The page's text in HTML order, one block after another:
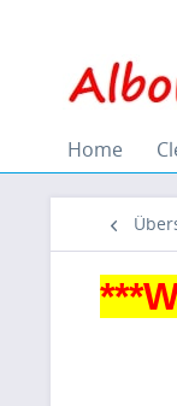
Home